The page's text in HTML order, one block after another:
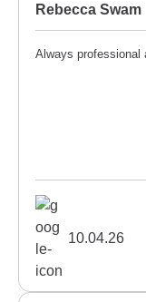
Rebecca Swam
Always professional
10.04.26